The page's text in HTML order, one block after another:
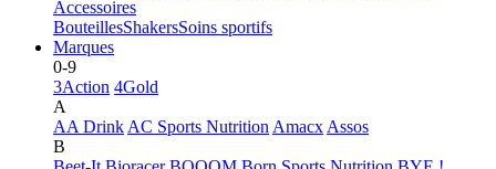
Accessoires
BouteillesShakersSoins sportifs
Marques
0-9
3Action 4Gold
A
AA Drink AC Sports Nutrition Amacx Assos
B